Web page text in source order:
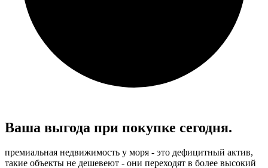
Ваша выгода при покупке сегодня.
премиальная недвижимость у моря - это дефицитный актив,
такие объекты не дешевеют - они переходят в более высокий